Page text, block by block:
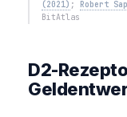
(2021) ; Robert
BitAtlas
D2-